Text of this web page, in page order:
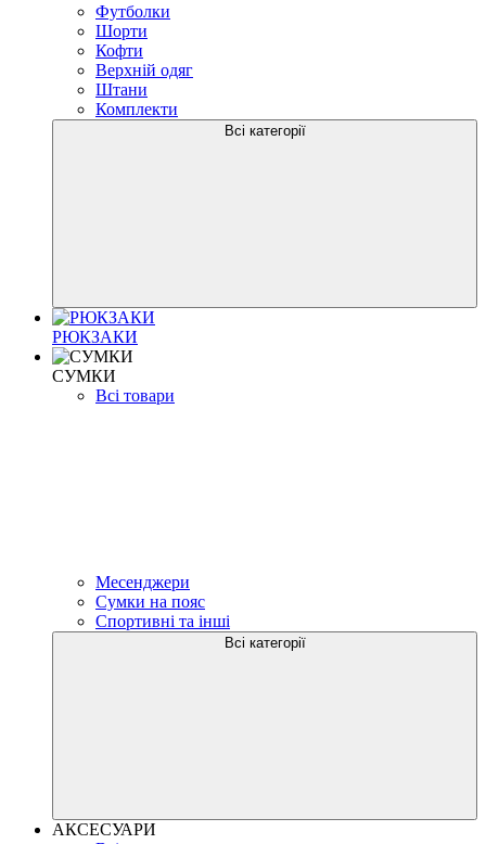
Футболки
Шорти
Кофти
Верхній одяг
Штани
Комплекти
Всі категорії
РЮКЗАКИ
СУМКИ
Всі товари
Месенджери
Сумки на пояс
Спортивні та інші
Всі категорії
АКСЕСУАРИ